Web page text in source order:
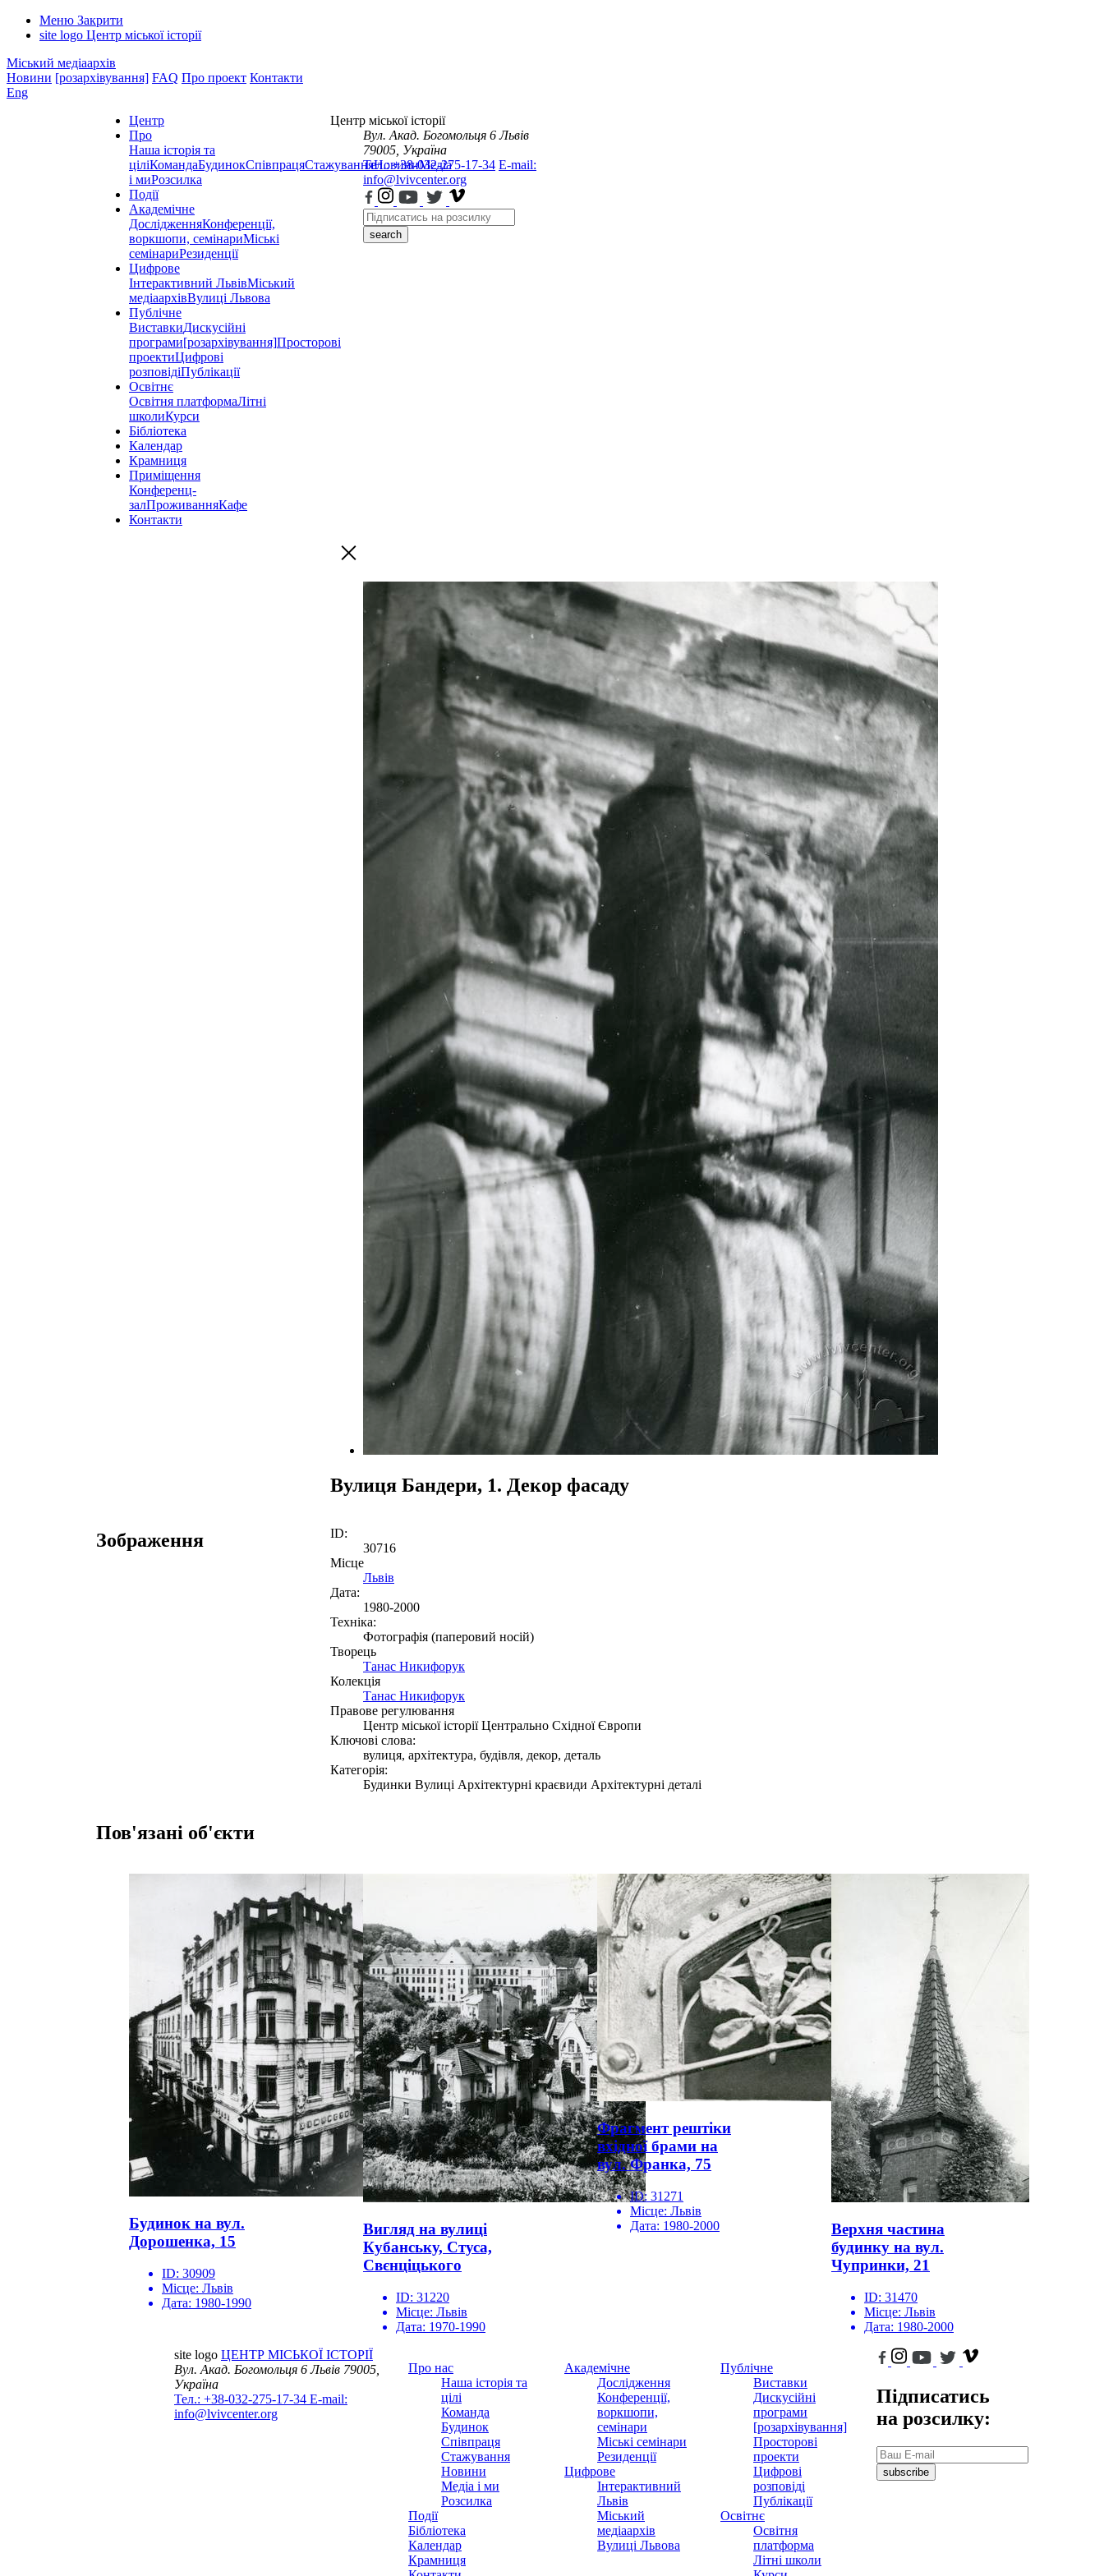
Меню Закрити
site logo Центр міської історії
Міський медіаархів
Новини [розархівування] FAQ Про проект Контакти
Eng
Центр
Про
Наша історія та
ціліКомандаБудинокСпівпрацяСтажуванняНовиниМедіа
і миРозсилка
Події
Академічне
ДослідженняКонференції,
воркшопи, семінариМіські
семінариРезиденції
Цифрове
Інтерактивний ЛьвівМіський
медіаархівВулиці Львова
Публічне
ВиставкиДискусійні
програми[розархівування]Просторові
проектиЦифрові
розповідіПублікації
Освітнє
Освітня платформаЛітні
школиКурси
Бібліотека
Календар
Крамниця
Приміщення
Конференц-
залПроживанняКафе
Контакти
Центр міської історії
Вул. Акад. Богомольця 6 Львів
79005, Україна
Тел.: +38-032-275-17-34 E-mail:
info@lvivcenter.org
search
Вулиця Бандери, 1. Декор фасаду
Зображення
ID:
30716
Місце
Львів
Дата:
1980-2000
Техніка:
Фотографія (паперовий носій)
Творець
Танас Никифорук
Колекція
Танас Никифорук
Правове регулювання
Центр міської історії Центрально Східної Європи
Ключові слова:
вулиця, архітектура, будівля, декор, деталь
Категорія:
Будинки Вулиці Архітектурні краєвиди Архітектурні деталі
Пов'язані об'єкти
Будинок на вул.
Дорошенка, 15
ID: 30909
Місце: Львів
Дата: 1980-1990
Вигляд на вулиці
Кубанську, Стуса,
Свєнціцького
ID: 31220
Місце: Львів
Дата: 1970-1990
Фрагмент рештіки
вхідної брами на
вул. Франка, 75
ID: 31271
Місце: Львів
Дата: 1980-2000
Верхня частина
будинку на вул.
Чупринки, 21
ID: 31470
Місце: Львів
Дата: 1980-2000
site logo ЦЕНТР МІСЬКОЇ ІСТОРІЇ
Вул. Акад. Богомольця 6Львів 79005,
Україна
Тел.: +38-032-275-17-34 E-mail:
info@lvivcenter.org
Про нас
Наша історія та
цілі
Команда
Будинок
Співпраця
Стажування
Новини
Медіа і ми
Розсилка
Події
Бібліотека
Календар
Крамниця
Академічне
Дослідження
Конференції,
воркшопи,
семінари
Міські семінари
Резиденції
Цифрове
Інтерактивний
Львів
Міський
медіаархів
Вулиці Львова
Публічне
Виставки
Дискусійні
програми
[розархівування]
Просторові
проекти
Цифрові
розповіді
Публікації
Освітнє
Освітня
платформа
Літні школи
Підписатись
на розсилку:
subscribe